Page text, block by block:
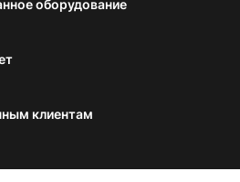
оборудование
клиентам